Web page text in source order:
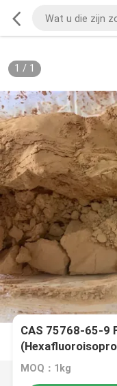
1 / 1
CAS 75768-65-9
MOQ：1kg